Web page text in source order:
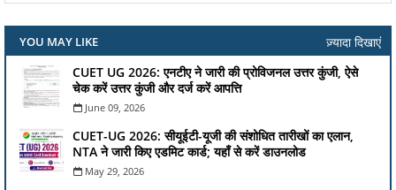
YOU MAY LIKE
ज़्यादा दिखाएं
CUET UG 2026: एनटीए ने जारी की प्रोविजनल उत्तर कुंजी, ऐसे
चेक करें उत्तर कुंजी और दर्ज करें आपत्ति
June 09, 2026
CUET-UG 2026: सीयूईटी-यूजी की संशोधित तारीखों का एलान,
NTA ने जारी किए एडमिट कार्ड; यहाँ से करें डाउनलोड
May 29, 2026